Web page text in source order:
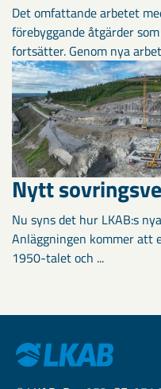
Det omfattande arbetet
förebyggande åtgärder
fortsätter. Genom nya
Nytt
Nu syns det hur LKAB:s
Anläggningen kommer att
1950-talet och ...